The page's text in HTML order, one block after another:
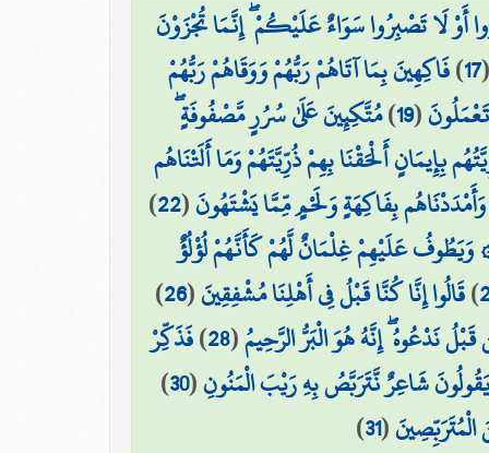
أَوْ لَا تَصْبِرُوا سَوَاءٌ عَلَيْكُمْ ۖ إِنَّمَا تُجْزَوْنَ
17
)فَاكِهِينَ بِمَا آتَاهُمْ رَبُّهُمْ وَوَقَاهُمْ رَبُّهُمْ
(
19
)مُتَّكِئِينَ عَلَىٰ سُرُرٍ مَّصْفُوفَةٍ ۖ
بِإِيمَانٍ أَلْحَقْنَا بِهِمْ ذُرِّيَّتَهُمْ وَمَا أَلَتْنَاهُم
وَأَمْدَدْنَاهُم بِفَاكِهَةٍ وَلَحْمٍ مِّمَّا يَشْتَهُونَ(
22
)
وَيَطُوفُ عَلَيْهِمْ غِلْمَانٌ لَّهُمْ كَأَنَّهُمْ لُؤْلُؤٌ
)قَالُوا إِنَّا كُنَّا قَبْلُ فِي أَهْلِنَا مُشْفِقِينَ(
26
)
قَبْلُ نَدْعُوهُ ۖ إِنَّهُ هُوَ الْبَرُّ الرَّحِيمُ(
28
)فَذَكِّرْ
شَاعِرٌ نَّتَرَبَّصُ بِهِ رَيْبَ الْمَنُونِ(
30
)
(
31
)